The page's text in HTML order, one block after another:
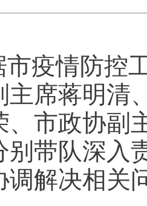
市疫情防控
主席蒋明清
、市政协副
别带队深入
调解决相关